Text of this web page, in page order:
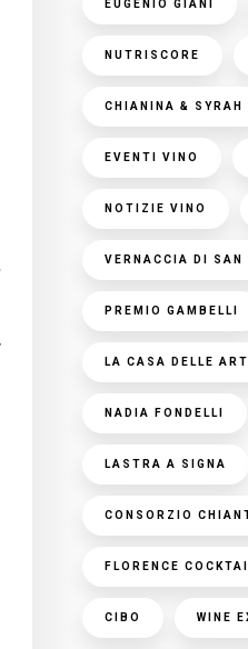
EUGENIO GIANI
NUTRISCORE
CHIANINA & SYRAH
EVENTI VINO
NOTIZIE VINO
VERNACCIA DI SAN
PREMIO GAMBELLI
LA CASA DELLE ARTI
NADIA FONDELLI
LASTRA A SIGNA
CONSORZIO
FLORENCE
CIBO WINE